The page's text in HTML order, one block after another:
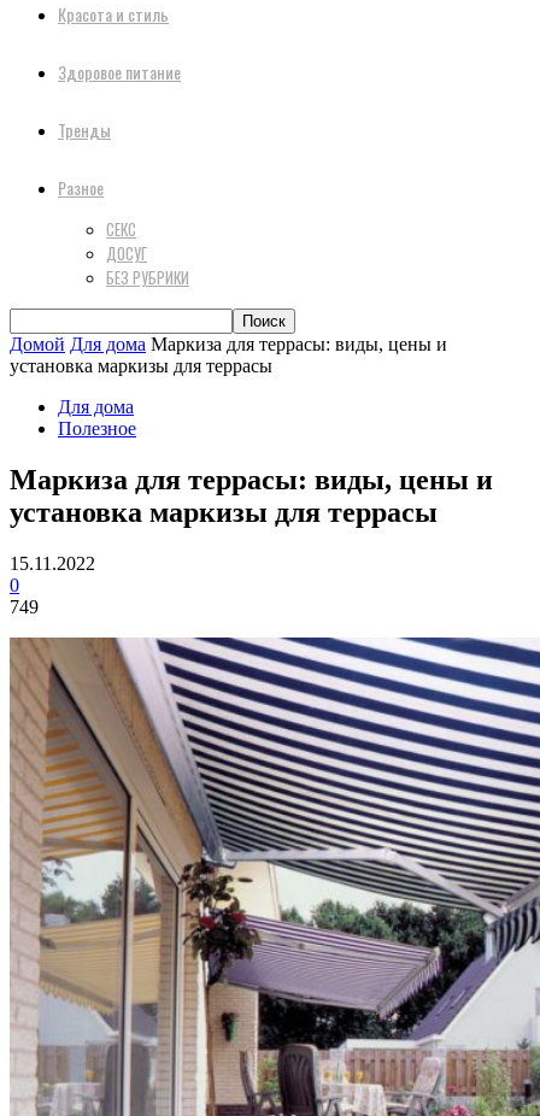
Красота и стиль
Здоровое питание
Тренды
Разное
СЕКС
ДОСУГ
БЕЗ РУБРИКИ
Домой Для дома Маркиза для террасы: виды, цены и
установка маркизы для террасы
Для дома
Полезное
Маркиза для террасы: виды, цены и
установка маркизы для террасы
15.11.2022
0
749